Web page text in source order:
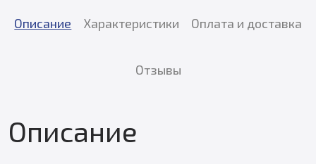
Описание Характеристики Оплата и доставка
Отзывы
Описание